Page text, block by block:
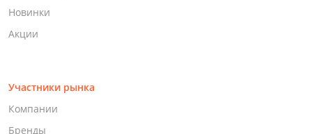
Новинки
Акции
Участники рынка
Компании
Бренды